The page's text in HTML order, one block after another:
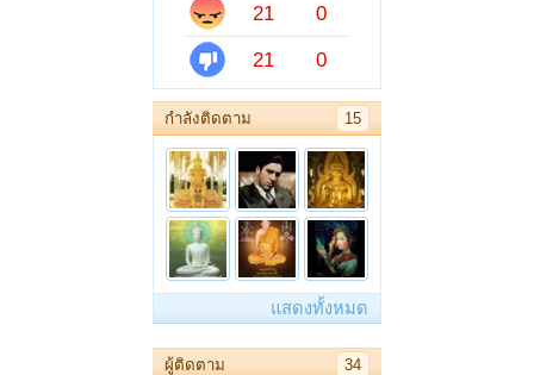
21
0
21
0
กำลังติดตาม 15
แสดงทั้งหมด
ผู้ติดตาม 34